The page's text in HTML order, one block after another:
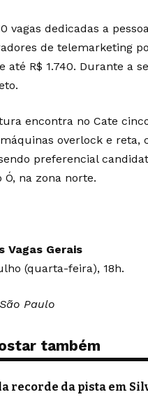
vagas dedicadas a
de telemarketing
até R$ 1.740. Durante a
encontra no Cate
overlock e reta,
preferencial
Ó, na zona norte.
Vagas Gerais
(quarta-feira), 18h.
Paulo
também
recorde da pista em